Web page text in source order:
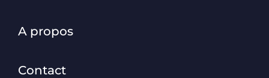
A propos
Contact